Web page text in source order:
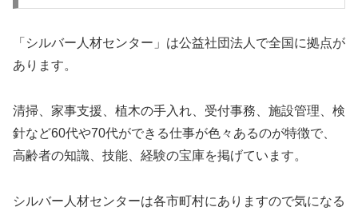
「シルバー人材センター」は公益社団法人で全国に拠点が
あります。
清掃、家事支援、植木の手入れ、受付事務、施設管理、検
針など60代や70代ができる仕事が色々あるのが特徴で、
高齢者の知識、技能、経験の宝庫を掲げています。
シルバー人材センターは各市町村にありますので気になる